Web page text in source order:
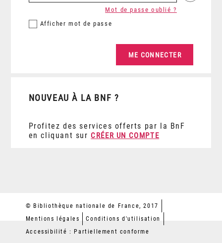
Afficher mot de passe
Mot de passe oublié ?
NOUVEAU À LA BNF ?
Profitez des services offerts par la BnF
en cliquant sur CRÉER UN COMPTE
© Bibliothèque nationale de France, 2017
Mentions légales
Conditions d'utilisation
Accessibilité : Partiellement conforme